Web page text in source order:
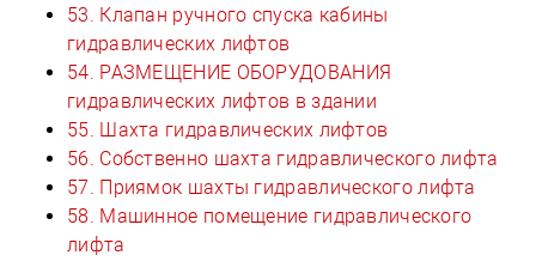
53. Клапан ручного спуска кабины
гидравлических лифтов
54. РАЗМЕЩЕНИЕ ОБОРУДОВАНИЯ
гидравлических лифтов в здании
55. Шахта гидравлических лифтов
56. Собственно шахта гидравлического лифта
57. Приямок шахты гидравлического лифта
58. Машинное помещение гидравлического
лифта